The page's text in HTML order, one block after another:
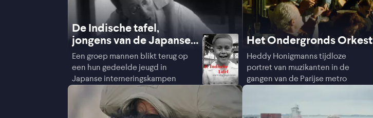
De Indische tafel,
jongens van de Japanse
kampen
Een groep mannen blikt terug op
een hun gedeelde jeugd in
Japanse interneringskampen
Het Ondergronds Orkest
Heddy Honigmanns tijdloze
portret van muzikanten in de
gangen van de Parijse metro